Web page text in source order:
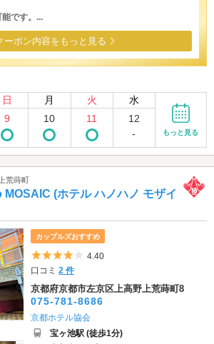
です。...
ーポン内容をもっと見る
日 月 火 水
9 10 11
12
-
もっと見る
荒蒔町
(ホテル ハノハノ モザイ
カップルズおすすめ
5つ星のうち4
4.40
口コミ2 件
京都府京都市左京区上高野上荒蒔町8
075-781-8686
京都ホテル協会
宝ヶ池駅 (徒歩1分)